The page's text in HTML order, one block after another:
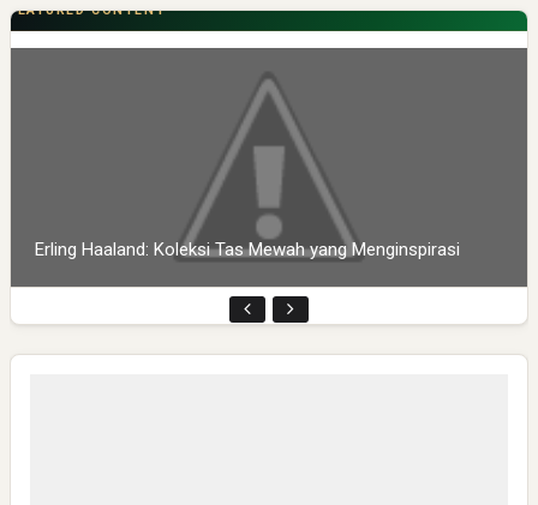
FEATURED CONTENT
Erling Haaland: Koleksi Tas Mewah yang Menginspirasi